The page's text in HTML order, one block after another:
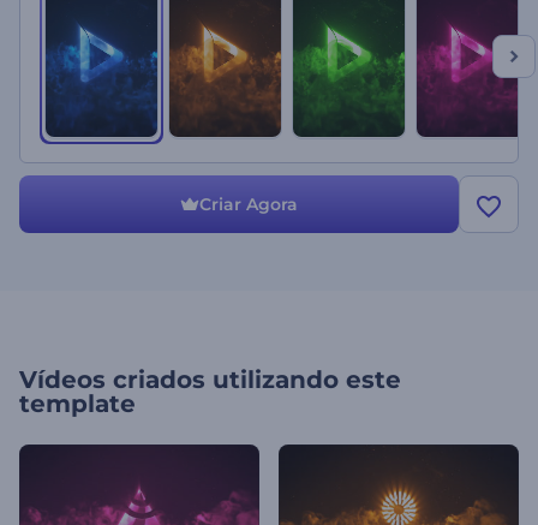
Criar Agora
Vídeos criados utilizando este
template